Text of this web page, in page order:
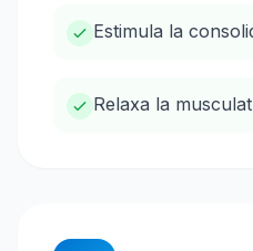
Estimula la
Relaxa la